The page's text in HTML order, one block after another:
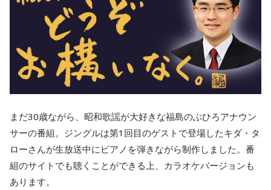
まだ30歳ながら、昭和歌謡が大好きな福島のぶひろアナウン
サーの番組。ジングルは第1回目のゲストで登場したキダ・タ
ローさんが生放送中にピアノを弾きながら制作しました。番
組のサイトでも聴くことができる上、カラオケバージョンも
あります。